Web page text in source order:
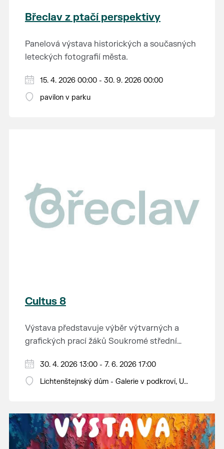
Břeclav z ptačí perspektivy
Panelová výstava historických a současných
leteckých fotografií města.
15. 4. 2026 00:00 - 30. 9. 2026 00:00
pavilon v parku
Cultus 8
Výstava představuje výběr výtvarných a
grafických prací žáků Soukromé střední
30. 4. 2026 13:00 - 7. 6. 2026 17:00
Lichtenštejnský dům - Galerie v podkroví, U